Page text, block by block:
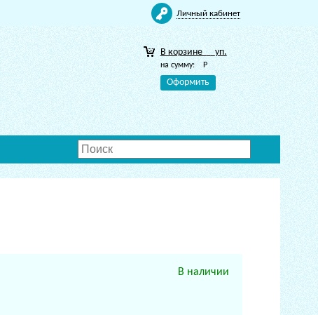
Личный кабинет
В корзине уп.
на сумму: Р
Оформить
В наличии